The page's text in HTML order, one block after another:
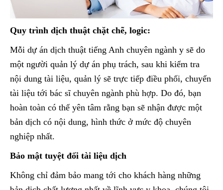
Quy trình dịch thuật chặt chẽ, logic:
Mỗi dự án dịch thuật tiếng Anh chuyên ngành y sẽ do
một người quản lý dự án phụ trách, sau khi kiểm tra
nội dung tài liệu, quản lý sẽ trực tiếp điều phối, chuyển
tài liệu tới bác sĩ chuyên ngành phù hợp. Do đó, bạn
hoàn toàn có thể yên tâm rằng bạn sẽ nhận được một
bản dịch có nội dung, hình thức ở mức độ chuyên
nghiệp nhất.
Bảo mật tuyệt đối tài liệu dịch
Không chỉ đảm bảo mang tới cho khách hàng những